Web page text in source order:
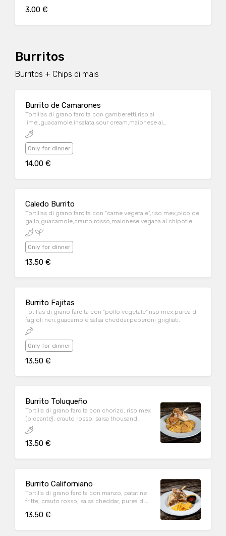
3.00 €
Burritos
Burritos + Chips di mais
Burrito de Camarones
Tortillas di grano farcita con gamberetti,riso al
lime,,guacamole,insalata,sour cream,maionese al
chipotle(piccante),pico de gallo(leggermente piccante)
Only for dinner
14.00 €
Caledo Burrito
Tortillas di grano farcita con "carne vegetale",riso mex,pico de
gallo,guacamole,crauto rosso,maionese vegana al chipotle.
Only for dinner
13.50 €
Burrito Fajitas
Totillas di grano farcita con "pollo vegetale",riso mex,purea di
fagioli neri,guacamole,salsa cheddar,peperoni grigliati.
Only for dinner
13.50 €
Burrito Toluqueño
Tortilla di grano farcita con chorizo, riso mex
(piccante), crauto rosso, salsa thousand
island, insalata, formaggio
13.50 €
Burrito Californiano
Tortilla di grano farcita con manzo, patatine
fritte, crauto rosso, salsa cheddar, purea di
13.50 €